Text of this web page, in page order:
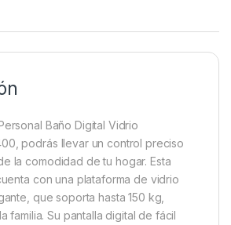
Baño Digital Vidrio
podrás llevar un control preciso
la comodidad de tu hogar. Esta
con una plataforma de vidrio
que soporta hasta 150 kg,
familia. Su pantalla digital de fácil